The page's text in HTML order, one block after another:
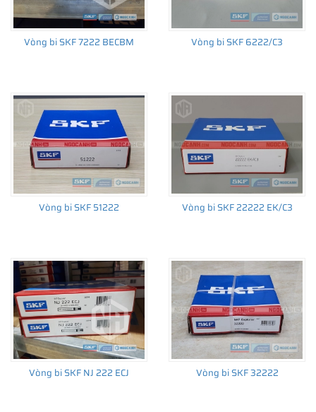
• Vòng bi SKF chính hãng, Những lưu ý cơ bản trước khi mua hàng
Xuất xứ vòng bi SKF chính hãng ở đâu?
•Chất lượng vòng bi SKF chính hãng
Vòng bi SKF 7222 BECBM Vòng bi SKF 6222/C3
Vòng bi SKF 51222 Vòng bi SKF 22222 EK/C3
Vòng bi SKF NJ 222 ECJ Vòng bi SKF 32222